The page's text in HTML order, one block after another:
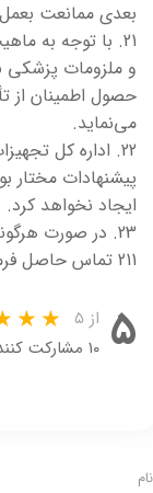
بعدی ممانعت
21. با توجه به
و ملزومات پزشکی
حصول اطمینان از
می‌نماید.
22. اداره کل
پیشنهادات مختار
ایجاد نخواهد کرد.
211 تماس حاصل فرمایید.
۵ از ۵
۱۰ مشارکت کننده
نام